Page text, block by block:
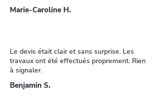
Marie-Caroline H.
Le devis était clair et sans surprise. Les
travaux ont été effectués proprement. Rien
à signaler.
Benjamin S.